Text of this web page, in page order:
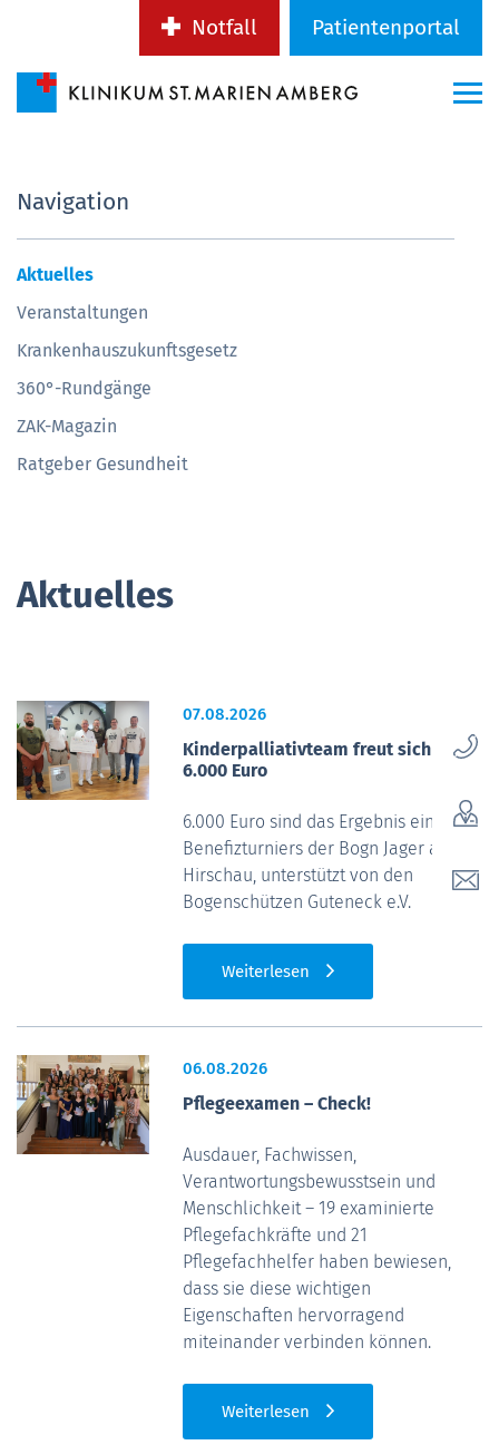
Notfall Patientenportal
Navigation
Aktuelles
Veranstaltungen
Krankenhauszukunftsgesetz
360°-Rundgänge
ZAK-Magazin
Ratgeber Gesundheit
Aktuelles
07.08.2026
Kinderpalliativteam freut sich über
6.000 Euro
6.000 Euro sind das Ergebnis eines
Benefizturniers der Bogn Jager aus
Hirschau, unterstützt von den
Bogenschützen Guteneck e.V.
Weiterlesen
06.08.2026
Pflegeexamen – Check!
Ausdauer, Fachwissen,
Verantwortungsbewusstsein und
Menschlichkeit – 19 examinierte
Pflegefachkräfte und 21
Pflegefachhelfer haben bewiesen,
dass sie diese wichtigen
Eigenschaften hervorragend
miteinander verbinden können.
Weiterlesen